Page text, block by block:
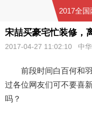
2017全国
宋喆买豪宅忙装修，
2017-04-27 11:02:10 中华
前段时间白百何和
过各位网友们可不要喜
吗？